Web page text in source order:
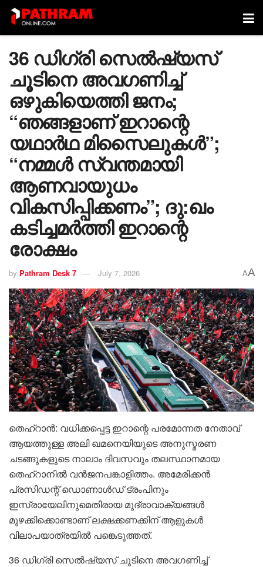
36 ഡിഗ്രി സെൽഷ്യസ്
ചൂടിനെ അവഗണിച്ച്
ഒഴുകിയെത്തി ജനം;
“ഞങ്ങളാണ് ഇറാന്റെ
യഥാർഥ മിസൈലുകൾ”;
“നമ്മൾ സ്വന്തമായി
ആണവായുധം
വികസിപ്പിക്കണം”; ദു:ഖം
കടിച്ചമർത്തി ഇറാന്റെ
രോക്ഷം
by Pathram Desk 7 July 7, 2026 AA
തെഹ്റാൻ: വധിക്കപ്പെട്ട ഇറാന്റെ പരമോന്നത നേതാവ്
ആയത്തുള്ള അലി ഖമനെയിയുടെ അനുസ്മരണ
ചടങ്ങുകളുടെ നാലാം ദിവസവും തലസ്ഥാനമായ
തെഹ്റാനിൽ വൻജനപങ്കാളിത്തം. അമേരിക്കൻ
പ്രസിഡന്റ് ഡൊണാൾഡ് ട്രംപിനും
ഇസ്രായേലിനുമെതിരായ മുദ്രാവാക്യങ്ങൾ
മുഴക്കിക്കൊണ്ടാണ് ലക്ഷക്കണക്കിന് ആളുകൾ
വിലാപയാത്രയിൽ പങ്കെടുത്തത്.
36 ഡിഗ്രി സെൽഷ്യസ് ചൂടിനെ അവഗണിച്ച്